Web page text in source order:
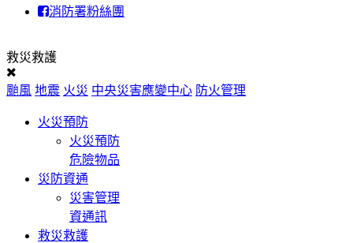
消防署粉絲團
救災救護
颱風 地震 火災 中央災害應變中心 防火管理
火災預防
火災預防
危險物品
災防資通
災害管理
資通訊
救災救護